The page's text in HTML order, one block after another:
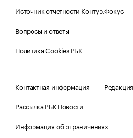
Источник отчетности Контур.Фокус
Вопросы и ответы
Политика Cookies РБК
Контактная информация
Редакция
Рассылка РБК Новости
Информация об ограничениях